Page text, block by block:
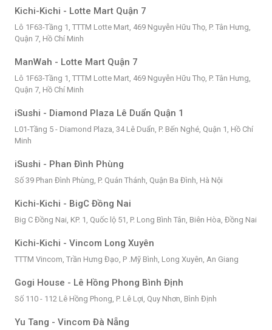
Kichi-Kichi - Lotte Mart Quận 7
Lô 1F63-Tầng 1, TTTM Lotte Mart, 469 Nguyễn Hữu Thọ, P. Tân Hưng,
Quận 7, Hồ Chí Minh
ManWah - Lotte Mart Quận 7
Lô 1F63-Tầng 1, TTTM Lotte Mart, 469 Nguyễn Hữu Thọ, P. Tân Hưng,
Quận 7, Hồ Chí Minh
iSushi - Diamond Plaza Lê Duẩn Quận 1
L01-Tầng 5 - Diamond Plaza, 34 Lê Duẩn, P. Bến Nghé, Quận 1, Hồ Chí
Minh
iSushi - Phan Đình Phùng
Số 39 Phan Đình Phùng, P. Quán Thánh, Quận Ba Đình, Hà Nội
Kichi-Kichi - BigC Đồng Nai
Big C Đồng Nai, KP. 1, Quốc lộ 51, P. Long Bình Tân, Biên Hòa, Đồng Nai
Kichi-Kichi - Vincom Long Xuyên
TTTM Vincom, Trần Hưng Đạo, P .Mỹ Bình, Long Xuyên, An Giang
Gogi House - Lê Hồng Phong Bình Định
Số 110 - 112 Lê Hồng Phong, P. Lê Lợi, Quy Nhơn, Bình Định
Yu Tang - Vincom Đà Nẵng